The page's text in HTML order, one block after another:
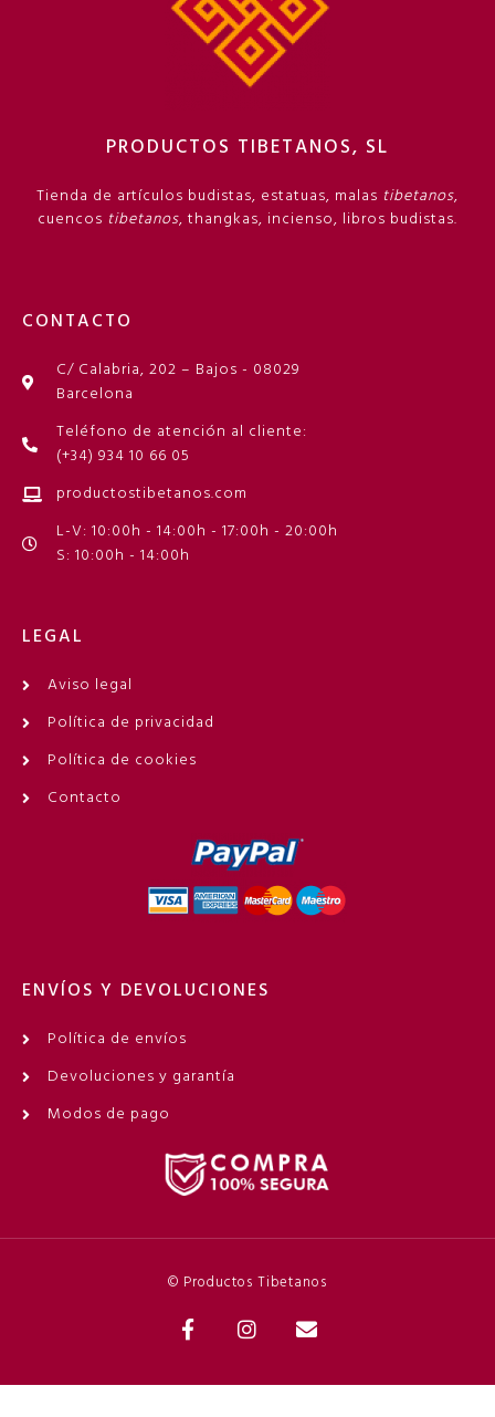
PRODUCTOS TIBETANOS, SL
Tienda de artículos budistas, estatuas, malas tibetanos,
cuencos tibetanos, thangkas, incienso, libros budistas.
CONTACTO
C/ Calabria, 202 – Bajos - 08029
Barcelona
Teléfono de atención al cliente:
(+34) 934 10 66 05
productostibetanos.com
L-V: 10:00h - 14:00h - 17:00h - 20:00h
S: 10:00h - 14:00h
LEGAL
Aviso legal
Política de privacidad
Política de cookies
Contacto
ENVÍOS Y DEVOLUCIONES
Política de envíos
Devoluciones y garantía
Modos de pago
© Productos Tibetanos